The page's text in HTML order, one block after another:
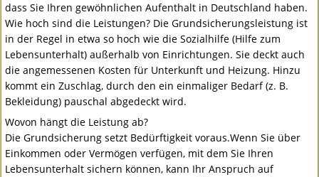
dass Sie Ihren gewöhnlichen Aufenthalt in Deutschland haben.
Wie hoch sind die Leistungen? Die Grundsicherungsleistung ist
in der Regel in etwa so hoch wie die Sozialhilfe (Hilfe zum
Lebensunterhalt) außerhalb von Einrichtungen. Sie deckt auch
die angemessenen Kosten für Unterkunft und Heizung. Hinzu
kommt ein Zuschlag, durch den ein einmaliger Bedarf (z. B.
Bekleidung) pauschal abgedeckt wird.
Wovon hängt die Leistung ab?
Die Grundsicherung setzt Bedürftigkeit voraus.Wenn Sie über
Einkommen oder Vermögen verfügen, mit dem Sie Ihren
Lebensunterhalt sichern können, kann Ihr Anspruch auf